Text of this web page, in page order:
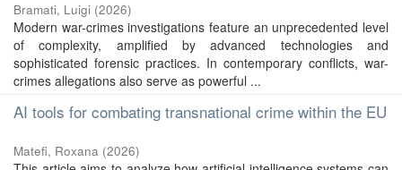
Bramati, Luigi (2026)
Modern war-crimes investigations feature an unprecedented level
of complexity, amplified by advanced technologies and
sophisticated forensic practices. In contemporary conflicts, war-
crimes allegations also serve as powerful ...
AI tools for combating transnational crime within the EU
Matefi, Roxana (2026)